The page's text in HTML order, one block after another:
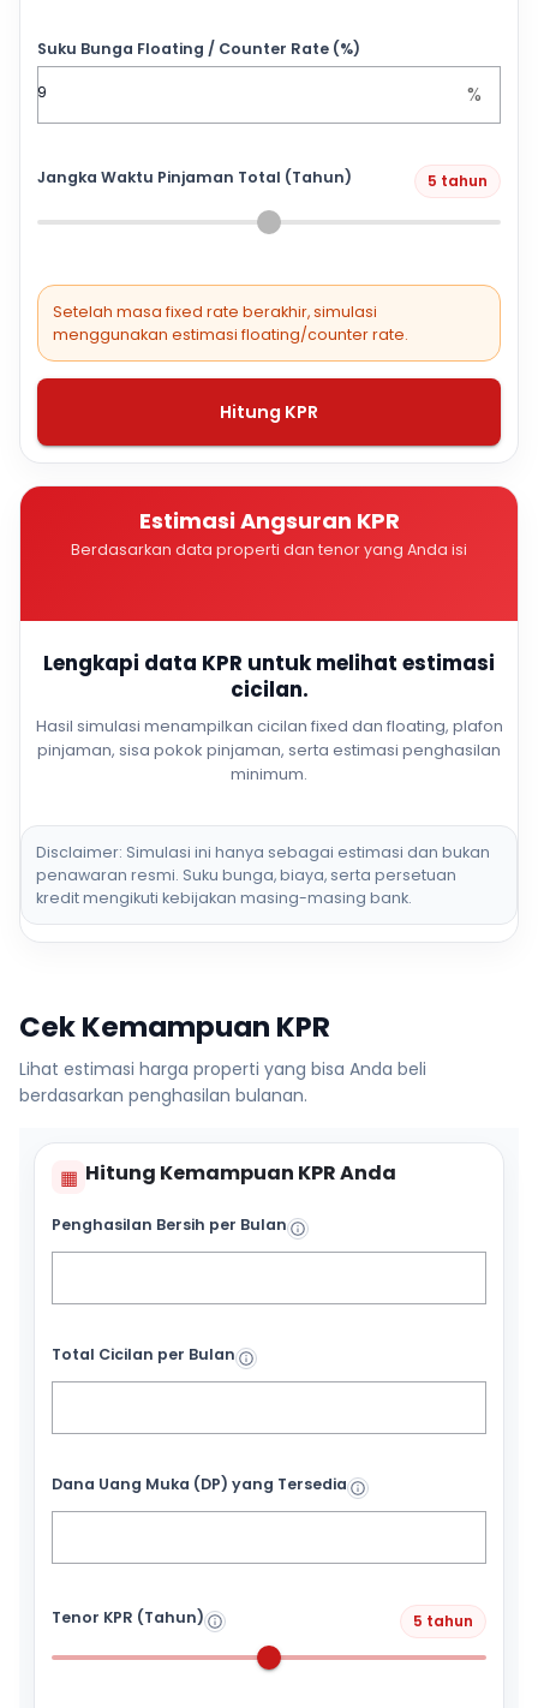
Suku Bunga Floating / Counter Rate (%)
%
Jangka Waktu Pinjaman Total (Tahun) 5 tahun
Setelah masa fixed rate berakhir, simulasi
menggunakan estimasi floating/counter rate.
Hitung KPR
Estimasi Angsuran KPR
Berdasarkan data properti dan tenor yang Anda isi
Lengkapi data KPR untuk melihat estimasi
cicilan.
Hasil simulasi menampilkan cicilan fixed dan floating, plafon
pinjaman, sisa pokok pinjaman, serta estimasi penghasilan
minimum.
Disclaimer: Simulasi ini hanya sebagai estimasi dan bukan
penawaran resmi. Suku bunga, biaya, serta persetuan
kredit mengikuti kebijakan masing-masing bank.
Cek Kemampuan KPR
Lihat estimasi harga properti yang bisa Anda beli
berdasarkan penghasilan bulanan.
▦ Hitung Kemampuan KPR Anda
Penghasilan Bersih per Bulan
Total Cicilan per Bulan
Dana Uang Muka (DP) yang Tersedia
Tenor KPR (Tahun) 5 tahun